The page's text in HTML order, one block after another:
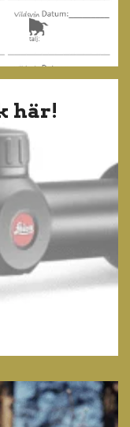
här!